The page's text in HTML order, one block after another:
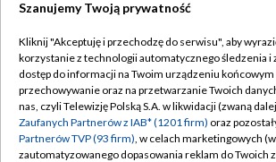
TVP
Abonament TVP
Emisja w TVP
Centrum informacji TVP
Regulamin TVP
Polityka prywatności
Moje zgody
Szanujemy Twoją prywatność
Kliknij "Akceptuję i przechodzę do serwisu", aby
korzystanie z technologii automatycznego śledzenia i
dostęp do informacji na Twoim urządzeniu końcowym
przechowywanie oraz na przetwarzanie Twoich
nas, czyli Telewizję Polską S.A. w likwidacji (zwaną
Zaufanych Partnerów z IAB* (1201 firm) oraz
Partnerów TVP (93 firm), w celach marketingowych
zautomatyzowanego dopasowania reklam do Twoich